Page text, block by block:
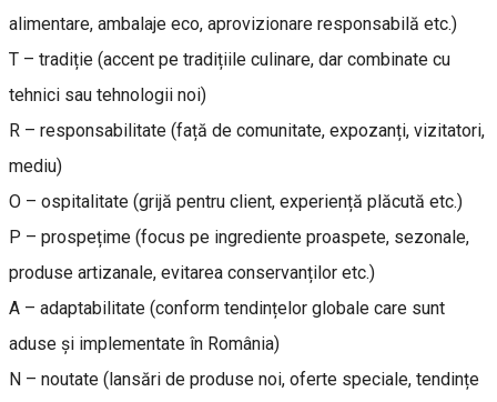
alimentare, ambalaje eco, aprovizionare responsabilă etc.)
T – tradiție (accent pe tradițiile culinare, dar combinate cu
tehnici sau tehnologii noi)
R – responsabilitate (față de comunitate, expozanți, vizitatori,
mediu)
O – ospitalitate (grijă pentru client, experiență plăcută etc.)
P – prospețime (focus pe ingrediente proaspete, sezonale,
produse artizanale, evitarea conservanților etc.)
A – adaptabilitate (conform tendințelor globale care sunt
aduse și implementate în România)
N – noutate (lansări de produse noi, oferte speciale, tendințe